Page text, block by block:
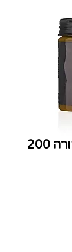
חמאת פיסטוק טהורה 200